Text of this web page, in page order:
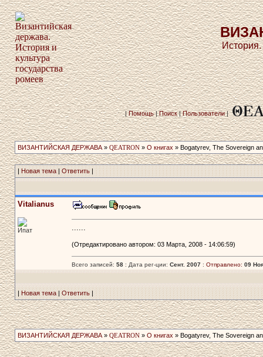
|Помощь|Поиск|Пользователи|
ВИЗАНТИЙСКАЯ ДЕРЖАВА» QEATRON» О книгах » Bogatyrev, The Sovereign
| Новая тема|Ответить|
Vitalianus
Ипат ......
(Отредактировано автором: 03 Марта, 2008 - 14:06:59)
Всего записей: 58: Дата рег-ции: Сент. 2007: Отправлено: 09
| Новая тема|Ответить|
ВИЗАНТИЙСКАЯ ДЕРЖАВА» QEATRON» О книгах » Bogatyrev, The Sovereign